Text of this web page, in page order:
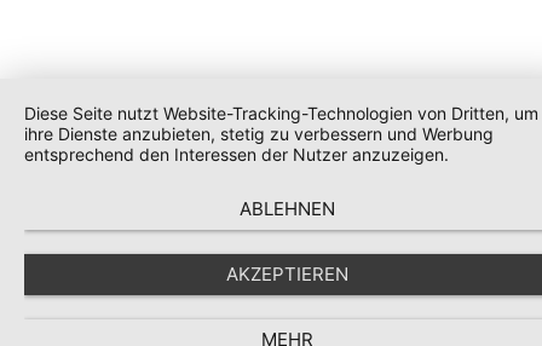
Diese Seite nutzt Website-Tracking-Technologien von Dritten, um
ihre Dienste anzubieten, stetig zu verbessern und Werbung
entsprechend den Interessen der Nutzer anzuzeigen.
ABLEHNEN
AKZEPTIEREN
MEHR